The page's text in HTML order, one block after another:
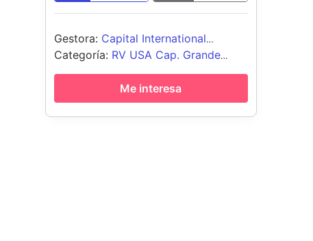
Gestora: Capital International
Management Company Sàrl
Categoría: RV USA Cap. Grande
Blend
Me interesa